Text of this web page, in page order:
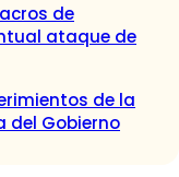
de
ataque de
de la
del Gobierno